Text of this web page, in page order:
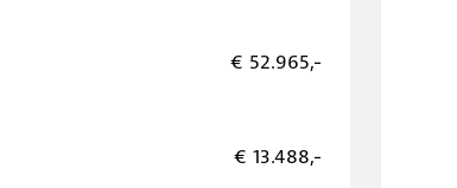
€ 52.965,-
€ 13.488,-